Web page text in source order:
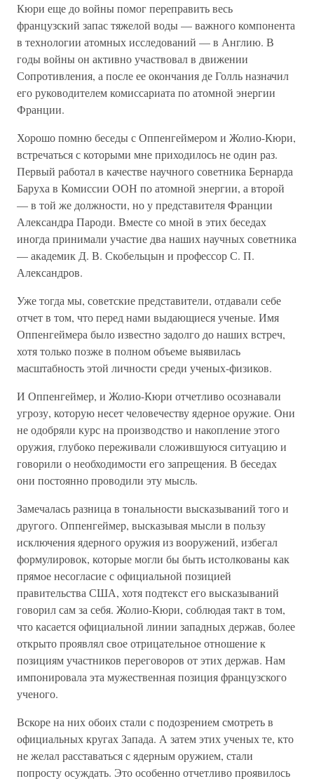
Кюри еще до войны помог переправить весь
французский запас тяжелой воды — важного компонента
в технологии атомных исследований — в Англию. В
годы войны он активно участвовал в движении
Сопротивления, а после ее окончания де Голль назначил
его руководителем комиссариата по атомной энергии
Франции.
Хорошо помню беседы с Оппенгеймером и Жолио-Кюри,
встречаться с которыми мне приходилось не один раз.
Первый работал в качестве научного советника Бернарда
Баруха в Комиссии ООН по атомной энергии, а второй
— в той же должности, но у представителя Франции
Александра Пароди. Вместе со мной в этих беседах
иногда принимали участие два наших научных советника
— академик Д. В. Скобельцын и профессор С. П.
Александров.
Уже тогда мы, советские представители, отдавали себе
отчет в том, что перед нами выдающиеся ученые. Имя
Оппенгеймера было известно задолго до наших встреч,
хотя только позже в полном объеме выявилась
масштабность этой личности среди ученых-физиков.
И Оппенгеймер, и Жолио-Кюри отчетливо осознавали
угрозу, которую несет человечеству ядерное оружие. Они
не одобряли курс на производство и накопление этого
оружия, глубоко переживали сложившуюся ситуацию и
говорили о необходимости его запрещения. В беседах
они постоянно проводили эту мысль.
Замечалась разница в тональности высказываний того и
другого. Оппенгеймер, высказывая мысли в пользу
исключения ядерного оружия из вооружений, избегал
формулировок, которые могли бы быть истолкованы как
прямое несогласие с официальной позицией
правительства США, хотя подтекст его высказываний
говорил сам за себя. Жолио-Кюри, соблюдая такт в том,
что касается официальной линии западных держав, более
открыто проявлял свое отрицательное отношение к
позициям участников переговоров от этих держав. Нам
импонировала эта мужественная позиция французского
ученого.
Вскоре на них обоих стали с подозрением смотреть в
официальных кругах Запада. А затем этих ученых те, кто
не желал расставаться с ядерным оружием, стали
попросту осуждать. Это особенно отчетливо проявилось